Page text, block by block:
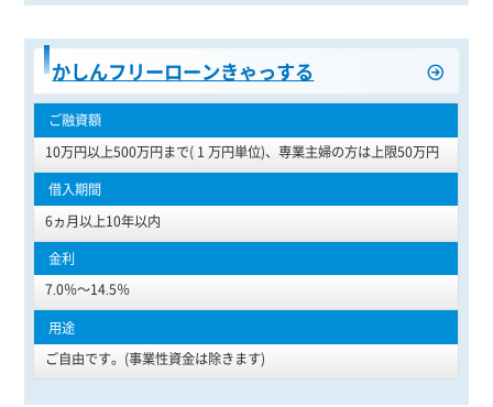
かしんフリーローンきゃっする
10万円以上500万円まで( 1 万円単位)、専業主婦の方は上限50万円
6ヵ月以上10年以内
7.0％～14.5％
ご自由です。(事業性資金は除きます)